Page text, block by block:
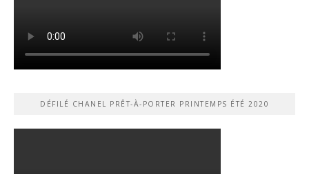
DÉFILÉ CHANEL PRÊT-À-PORTER PRINTEMPS ÉTÉ 2020